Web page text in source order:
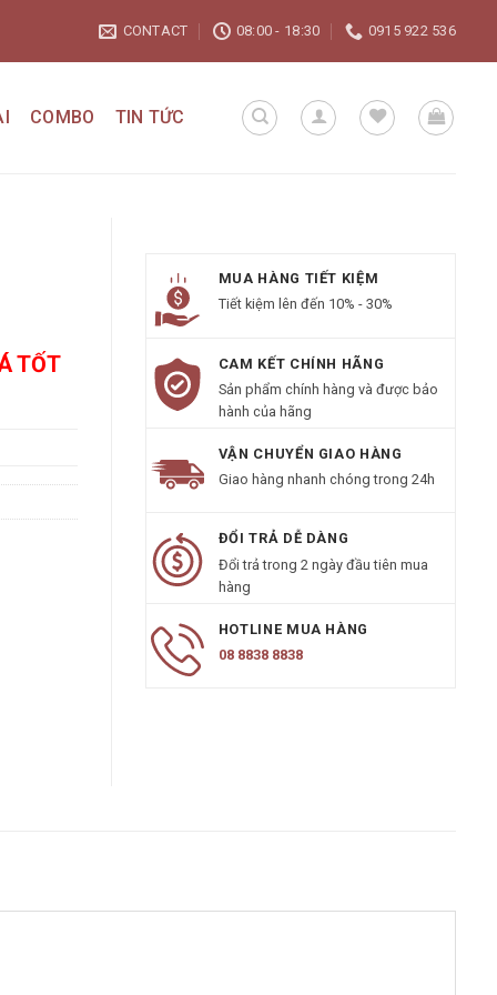
CONTACT 08:00 - 18:30 0915 922 536
COMBO TIN TỨC
TỐT
MUA HÀNG TIẾT KIỆM
Tiết kiệm lên đến 10% - 30%
CAM KẾT CHÍNH HÃNG
Sản phẩm chính hàng và được bảo
hành của hãng
VẬN CHUYỂN GIAO HÀNG
Giao hàng nhanh chóng trong 24h
ĐỔI TRẢ DỄ DÀNG
Đổi trả trong 2 ngày đầu tiên mua
hàng
HOTLINE MUA HÀNG
08 8838 8838